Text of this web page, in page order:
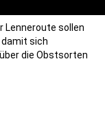
Lenneroute sollen
sich
die Obstsorten